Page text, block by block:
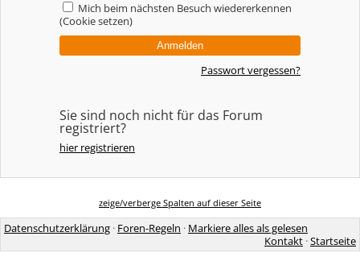
Mich beim nächsten Besuch wiedererkennen
(Cookie setzen)
Passwort vergessen?
Sie sind noch nicht für das Forum
registriert?
hier registrieren
zeige/verberge Spalten auf dieser Seite
Datenschutzerklärung · Foren-Regeln · Markiere alles als gelesen
Kontakt ·Startseite